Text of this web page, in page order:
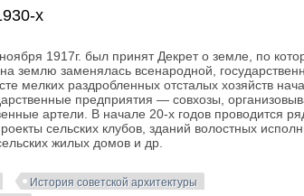
х
1917г. был принят Декрет о земле, по
землю заменялась всенародной,
мелких раздробленных отсталых хозяйств
предприятия — совхозы,
артели. В начале 20-х годов проводится
сельских клубов, зданий волостных
жилых домов и др.
История советской архитектуры